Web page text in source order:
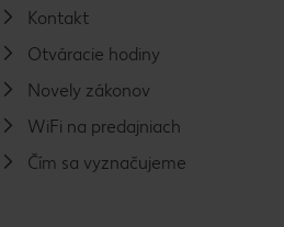
Kontakt
Otváracie hodiny
Novely zákonov
WiFi na predajniach
Čím sa vyznačujeme